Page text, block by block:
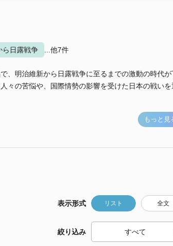
ら日露戦争 ...他7件
、明治維新から日露戦争に至るまでの激動の時代が
々の苦悩や、国際情勢の影響を受けた日本の戦いを
もっと見
表示形式 リスト 全文
絞り込み